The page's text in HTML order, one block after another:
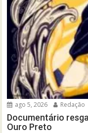
ago 5, 2026 Redação
Documentário
Ouro Preto